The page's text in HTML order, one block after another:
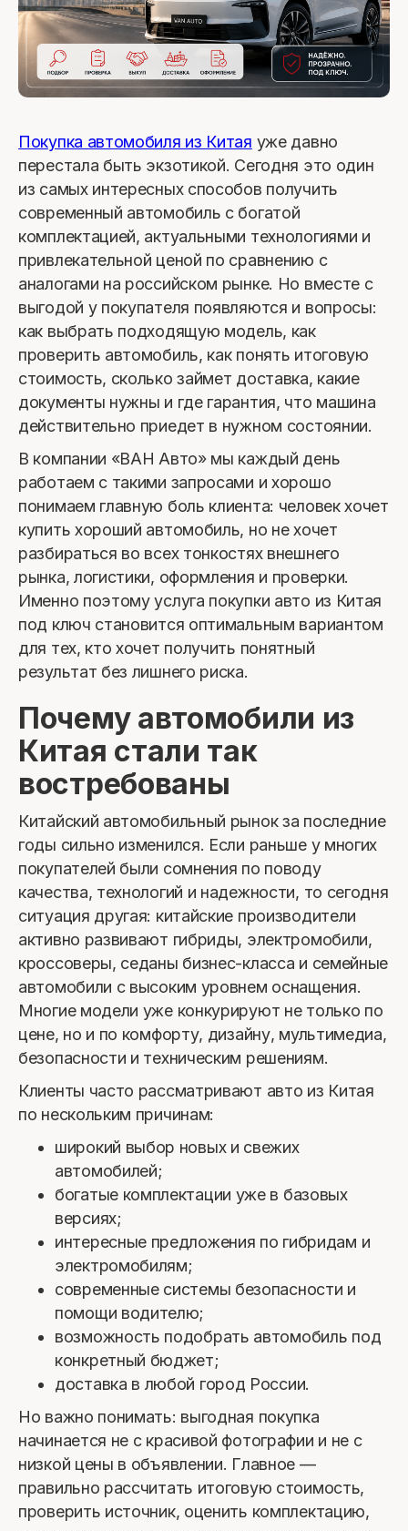
Покупка автомобиля из Китая уже давно
перестала быть экзотикой. Сегодня это один
из самых интересных способов получить
современный автомобиль с богатой
комплектацией, актуальными технологиями и
привлекательной ценой по сравнению с
аналогами на российском рынке. Но вместе с
выгодой у покупателя появляются и вопросы:
как выбрать подходящую модель, как
проверить автомобиль, как понять итоговую
стоимость, сколько займет доставка, какие
документы нужны и где гарантия, что машина
действительно приедет в нужном состоянии.
В компании «ВАН Авто» мы каждый день
работаем с такими запросами и хорошо
понимаем главную боль клиента: человек хочет
купить хороший автомобиль, но не хочет
разбираться во всех тонкостях внешнего
рынка, логистики, оформления и проверки.
Именно поэтому услуга покупки авто из Китая
под ключ становится оптимальным вариантом
для тех, кто хочет получить понятный
результат без лишнего риска.
Почему автомобили из
Китая стали так
востребованы
Китайский автомобильный рынок за последние
годы сильно изменился. Если раньше у многих
покупателей были сомнения по поводу
качества, технологий и надежности, то сегодня
ситуация другая: китайские производители
активно развивают гибриды, электромобили,
кроссоверы, седаны бизнес-класса и семейные
автомобили с высоким уровнем оснащения.
Многие модели уже конкурируют не только по
цене, но и по комфорту, дизайну, мультимедиа,
безопасности и техническим решениям.
Клиенты часто рассматривают авто из Китая
по нескольким причинам:
широкий выбор новых и свежих
автомобилей;
богатые комплектации уже в базовых
версиях;
интересные предложения по гибридам и
электромобилям;
современные системы безопасности и
помощи водителю;
возможность подобрать автомобиль под
конкретный бюджет;
доставка в любой город России.
Но важно понимать: выгодная покупка
начинается не с красивой фотографии и не с
низкой цены в объявлении. Главное —
правильно рассчитать итоговую стоимость,
проверить источник, оценить комплектацию,